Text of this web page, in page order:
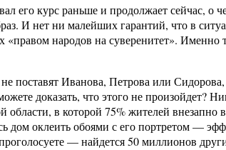
курс раньше и продолжает сейчас, о
И нет ни малейших гарантий, что в
народов на суверенитет». Именно
поставят Иванова, Петрова или
доказать, что этого не произойдет?
в которой 75% жителей
оклеить обоями с его портретом —
— найдется 50 миллионов